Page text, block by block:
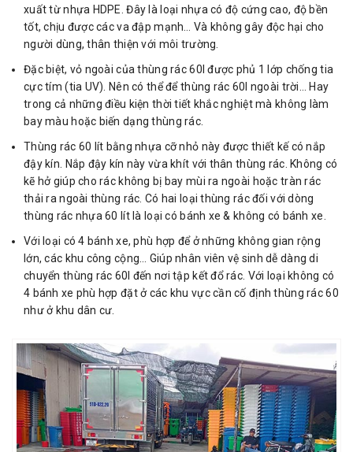
xuất từ nhựa HDPE. Đây là loại nhựa có độ cứng cao, độ bền
tốt, chịu được các va đập mạnh… Và không gây độc hại cho
người dùng, thân thiện với môi trường.
Đặc biệt, vỏ ngoài của thùng rác 60l được phủ 1 lớp chống tia
cực tím (tia UV). Nên có thể để thùng rác 60l ngoài trời… Hay
trong cả những điều kiện thời tiết khắc nghiệt mà không làm
bay màu hoặc biến dạng thùng rác.
Thùng rác 60 lít bằng nhựa cỡ nhỏ này được thiết kế có nắp
đậy kín. Nắp đậy kín này vừa khít với thân thùng rác. Không có
kẽ hở giúp cho rác không bị bay mùi ra ngoài hoặc tràn rác
thải ra ngoài thùng rác. Có hai loại thùng rác đối với dòng
thùng rác nhựa 60 lít là loại có bánh xe & không có bánh xe.
Với loại có 4 bánh xe, phù hợp để ở những không gian rộng
lớn, các khu công cộng… Giúp nhân viên vệ sinh dễ dàng di
chuyển thùng rác 60l đến nơi tập kết đổ rác. Với loại không có
4 bánh xe phù hợp đặt ở các khu vực cần cố định thùng rác 60
như ở khu dân cư.